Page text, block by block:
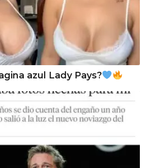
azul Lady Pays?